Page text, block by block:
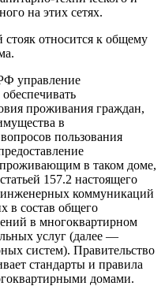
на этих сетях.
относится к общему
управление
проживания граждан,
в
пользования
в таком доме,
157.2 настоящего
инженерных коммуникаций
в состав общего
в многоквартирном
услуг (далее —
систем). Правительство
стандарты и правила
домами.